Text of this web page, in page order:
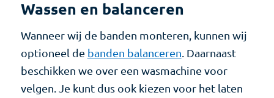
Wassen en balanceren
Wanneer wij de banden monteren, kunnen wij
optioneel de banden balanceren. Daarnaast
beschikken we over een wasmachine voor
velgen. Je kunt dus ook kiezen voor het laten